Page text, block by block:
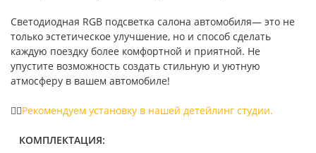
Светодиодная RGB подсветка салона автомобиля— это не
только эстетическое улучшение, но и способ сделать
каждую поездку более комфортной и приятной. Не
упустите возможность создать стильную и уютную
атмосферу в вашем автомобиле!
👉🏻Peкомендуeм устaновку в нашей детейлинг студии.
КОМПЛЕКТАЦИЯ: